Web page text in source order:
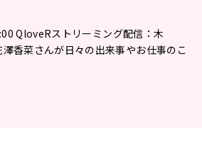
QloveRストリーミング配信：木
香菜さんが日々の出来事やお仕事のこ